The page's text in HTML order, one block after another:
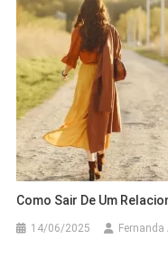
Como Sair De Um
14/06/2025 Fernanda